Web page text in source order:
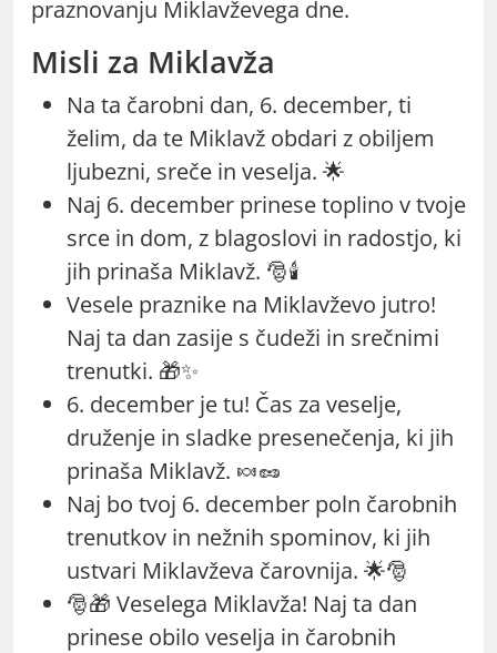
praznovanju Miklavževega dne.
Misli za Miklavža
Na ta čarobni dan, 6. december, ti
želim, da te Miklavž obdari z obiljem
ljubezni, sreče in veselja. 🌟
Naj 6. december prinese toplino v tvoje
srce in dom, z blagoslovi in radostjo, ki
jih prinaša Miklavž. 🎅🕯️
Vesele praznike na Miklavževo jutro!
Naj ta dan zasije s čudeži in srečnimi
trenutki. 🎁✨
6. december je tu! Čas za veselje,
druženje in sladke presenečenja, ki jih
prinaša Miklavž. 🍬🥜
Naj bo tvoj 6. december poln čarobnih
trenutkov in nežnih spominov, ki jih
ustvari Miklavževa čarovnija. 🌟🎅
🎅🎁 Veselega Miklavža! Naj ta dan
prinese obilo veselja in čarobnih